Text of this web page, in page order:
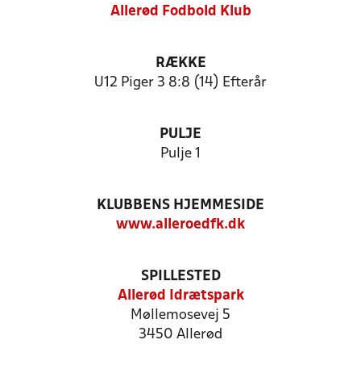
Allerød Fodbold Klub
RÆKKE
U12 Piger 3 8:8 (14) Efterår
PULJE
Pulje 1
KLUBBENS HJEMMESIDE
www.alleroedfk.dk
SPILLESTED
Allerød Idrætspark
Møllemosevej 5
3450 Allerød